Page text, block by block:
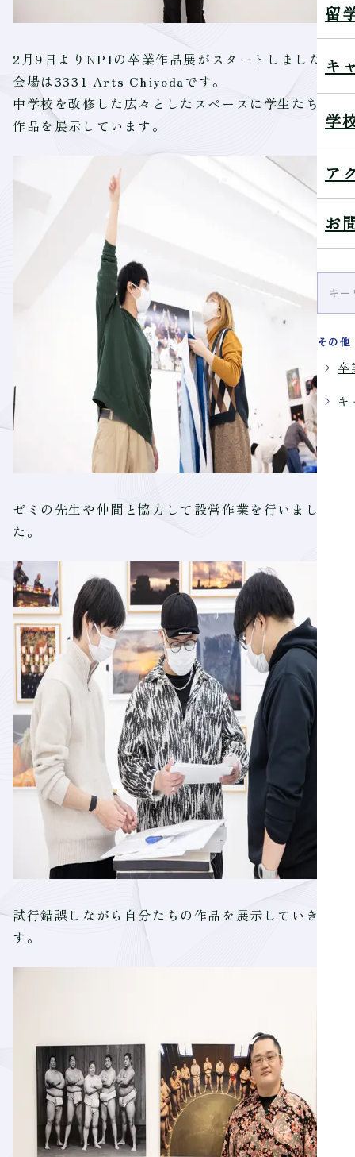
留
キ
学
ア
お
その他
卒
キ
2月9日よりNPIの卒業作品展がスタートしました！
会場は3331 Arts Chiyodaです。
中学校を改修した広々としたスペースに学生たちの
作品を展示しています。
ゼミの先生や仲間と協力して設営作業を行いまし
た。
試行錯誤しながら自分たちの作品を展示していきま
す。